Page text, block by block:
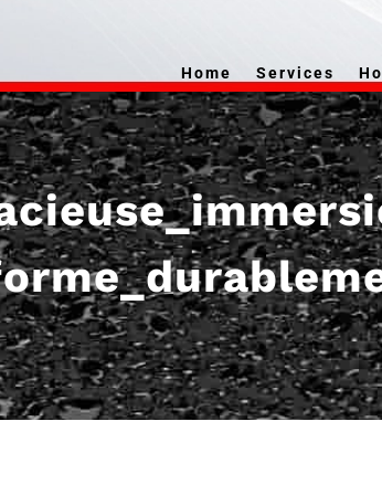
Home Services